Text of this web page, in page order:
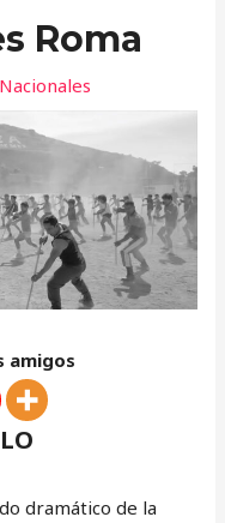
Roma
Nacionales
amigos
dramático de la